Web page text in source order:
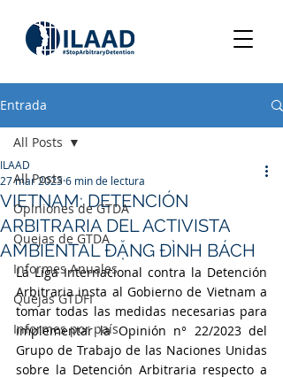
Entrada
All Posts
Opiniones de GTDA
Quejas de GTDA
Informes Anuales
Quejas GTDFI
Informes por país
All Posts
VIETNAM: DETENCIÓN
ARBITRARIA DEL ACTIVISTA
AMBIENTAL ĐẶNG ĐÌNH BÁCH
ILAAD
27 mar 20236 min de lectura
La Liga Internacional contra la Detención
Arbitraria insta al Gobierno de Vietnam a
tomar todas las medidas necesarias para
implementar la Opinión n° 22/2023 del
Grupo de Trabajo de las Naciones Unidas
sobre la Detención Arbitraria respecto a